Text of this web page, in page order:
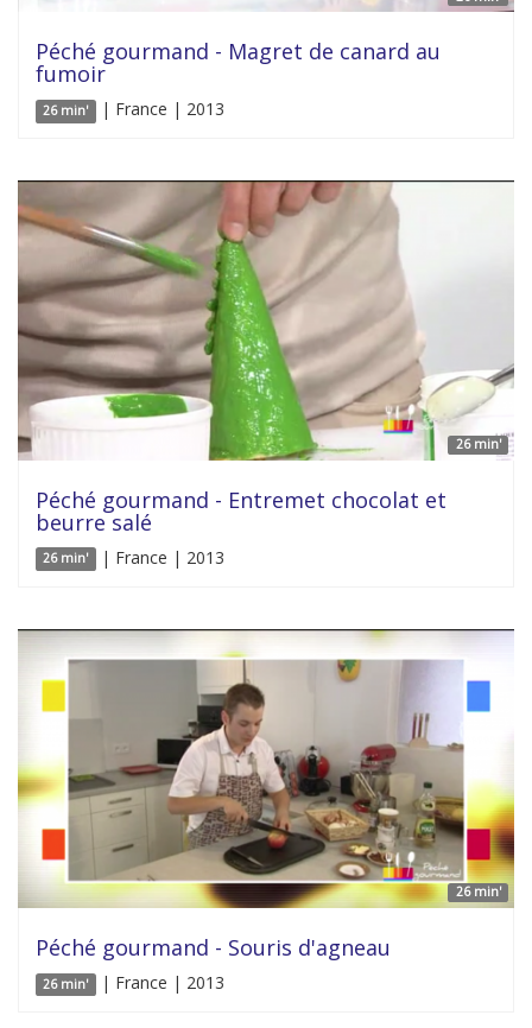
Péché gourmand - Magret de canard au
fumoir
26 min' | France | 2013
26 min'
Péché gourmand - Entremet chocolat et
beurre salé
26 min' | France | 2013
26 min'
Péché gourmand - Souris d'agneau
26 min' | France | 2013